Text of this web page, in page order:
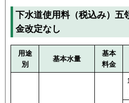
下水道使用料（税込み）
金改定なし
用途
別
基本水量
基本
料金